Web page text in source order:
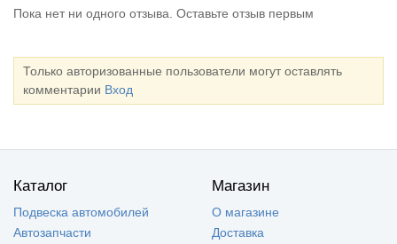
Пока нет ни одного отзыва. Оставьте отзыв первым
Только авторизованные пользователи могут оставлять
комментарии Вход
Каталог
Подвеска автомобилей
Автозапчасти
Магазин
О магазине
Доставка